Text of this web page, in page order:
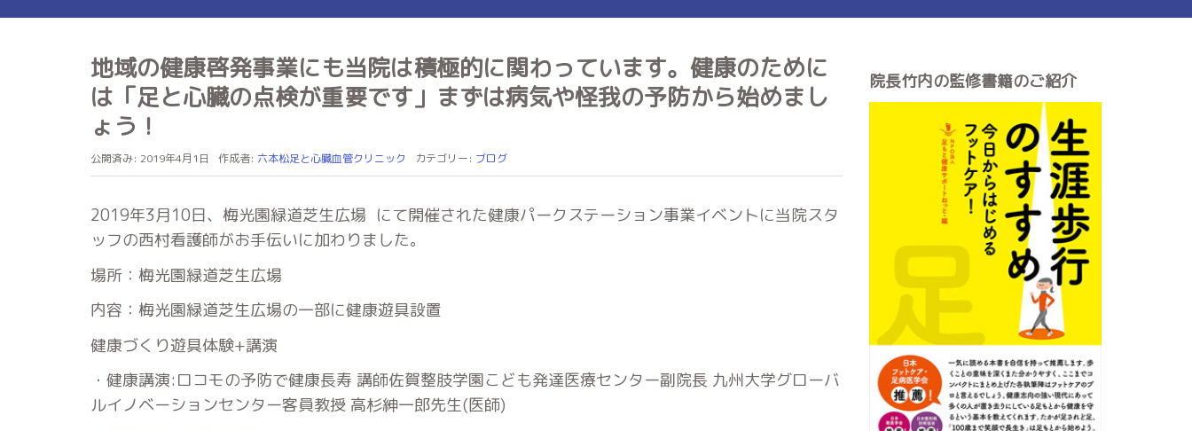
地域の健康啓発事業にも当院は積極的に関わっています。健康のために
は「足と心臓の点検が重要です」まずは病気や怪我の予防から始めまし
ょう！
公開済み: 2019年4月1日 作成者: 六本松足と心臓血管クリニック カテゴリー: ブログ
2019年3月10日、梅光園緑道芝生広場 にて開催された健康パークステーション事業イベントに当院スタ
ッフの西村看護師がお手伝いに加わりました。
場所：梅光園緑道芝生広場
内容：梅光園緑道芝生広場の一部に健康遊具設置
健康づくり遊具体験+講演
・健康講演:ロコモの予防で健康長寿 講師佐賀整肢学園こども発達医療センター副院長 九州大学グローバ
ルイノベーションセンター客員教授 高杉紳一郎先生(医師)
院長竹内の監修書籍のご紹介